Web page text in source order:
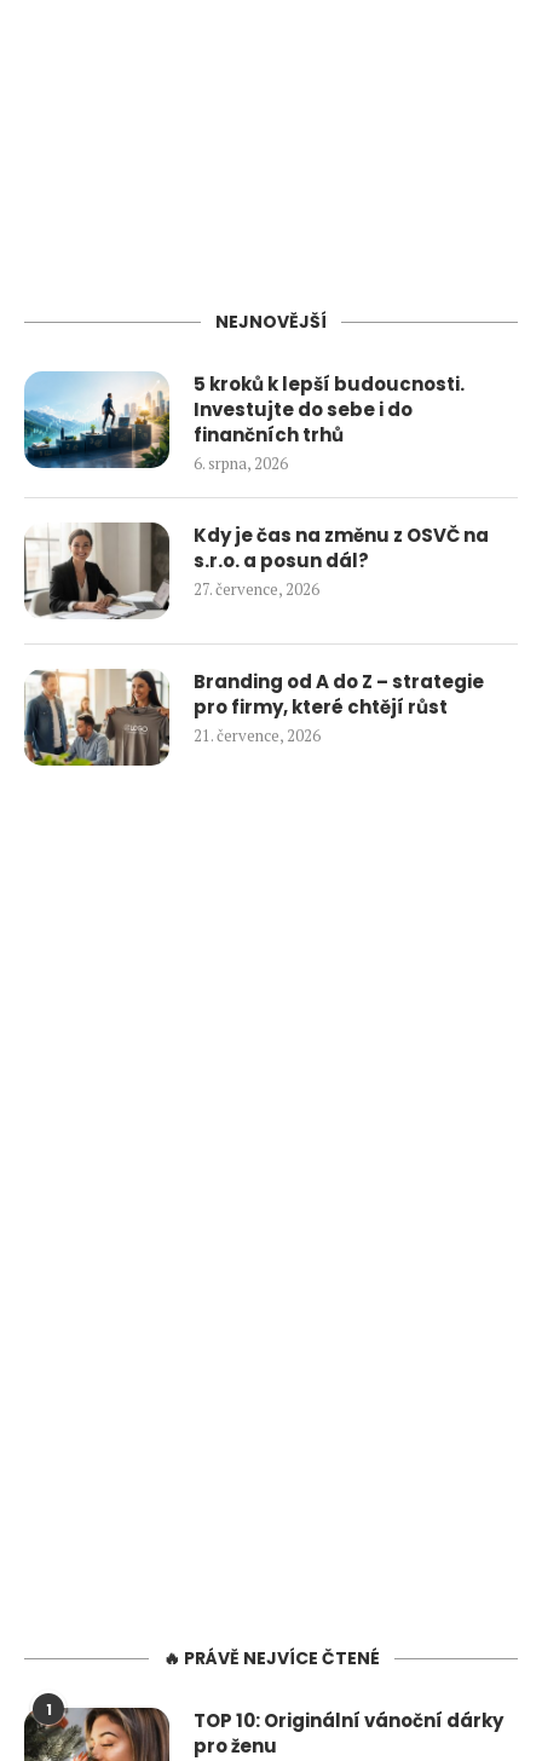
NEJNOVĚJŠÍ
5 kroků k lepší budoucnosti.
Investujte do sebe i do
finančních trhů
6. srpna, 2026
Kdy je čas na změnu z OSVČ na
s.r.o. a posun dál?
27. července, 2026
Branding od A do Z – strategie
pro firmy, které chtějí růst
21. července, 2026
🔥 PRÁVĚ NEJVÍCE ČTENÉ
1
TOP 10: Originální vánoční dárky
pro ženu